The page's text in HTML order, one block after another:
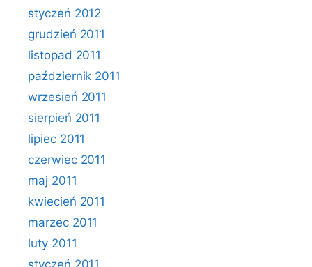
styczeń 2012
grudzień 2011
listopad 2011
październik 2011
wrzesień 2011
sierpień 2011
lipiec 2011
czerwiec 2011
maj 2011
kwiecień 2011
marzec 2011
luty 2011
styczeń 2011